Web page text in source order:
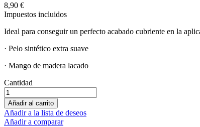
8,90 €
Impuestos incluidos
Ideal para conseguir un perfecto acabado cubriente en la
· Pelo sintético extra suave
· Mango de madera lacado
Cantidad
Añadir al carrito
Añadir a la lista de deseos
Añadir a comparar